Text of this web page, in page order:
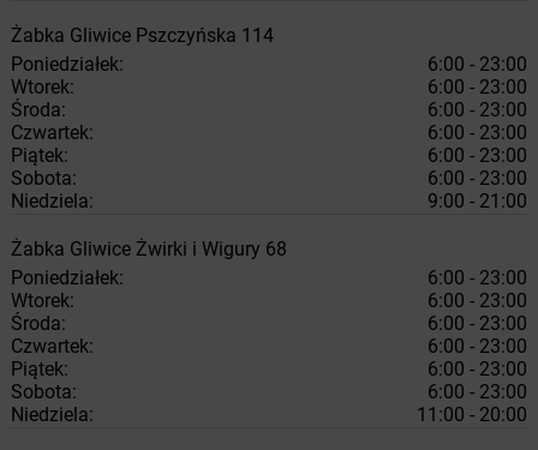
Żabka Gliwice Pszczyńska 114
Poniedziałek:
6:00 - 23:00
Wtorek:
6:00 - 23:00
Środa:
6:00 - 23:00
Czwartek:
6:00 - 23:00
Piątek:
6:00 - 23:00
Sobota:
6:00 - 23:00
Niedziela:
9:00 - 21:00
Żabka Gliwice Żwirki i Wigury 68
Poniedziałek:
6:00 - 23:00
Wtorek:
6:00 - 23:00
Środa:
6:00 - 23:00
Czwartek:
6:00 - 23:00
Piątek:
6:00 - 23:00
Sobota:
6:00 - 23:00
Niedziela:
11:00 - 20:00